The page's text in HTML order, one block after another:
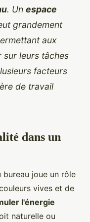
. Un espace
grandement
aux
sur leurs tâches
facteurs
de travail
dans un
bureau joue un rôle
vives et de
l'énergie
naturelle ou